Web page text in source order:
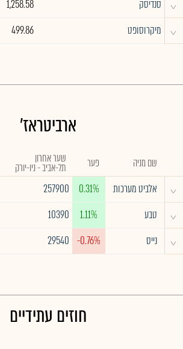
^ סנדיסק 1,258.58
^ מיקרוסופט 499.86
ארביטראז'
שם מניה פער שער אחרון
תל-אביב - ניו-יורק
^ אלביט מערכות 0.31%
257900
^ טבע 1.11%
10390
^ נייס -0.76%
29540
חוזים עתידיים